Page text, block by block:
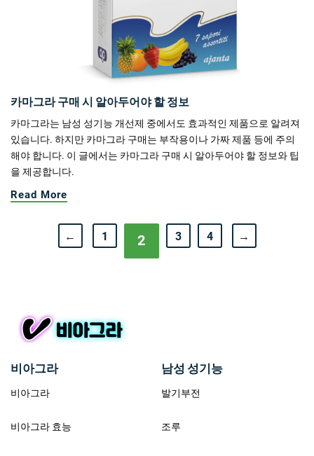
카마그라 구매 시 알아두어야 할 정보
카마그라는 남성 성기능 개선제 중에서도 효과적인 제품으로 알려져
있습니다. 하지만 카마그라 구매는 부작용이나 가짜 제품 등에 주의
해야 합니다. 이 글에서는 카마그라 구매 시 알아두어야 할 정보와 팁
을 제공합니다.
Read More
← 1 2 3 4 →
비아그라
비아그라
비아그라 효능
남성 성기능
발기부전
조루